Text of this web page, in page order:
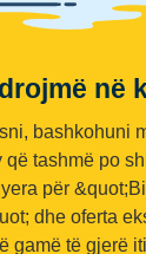
në
bashkohuni
që tashmë po
për
dhe oferta
gamë të gjerë